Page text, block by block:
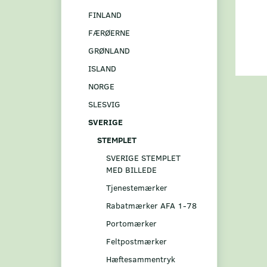
FINLAND
FÆRØERNE
GRØNLAND
ISLAND
NORGE
SLESVIG
SVERIGE
STEMPLET
SVERIGE STEMPLET
MED BILLEDE
Tjenestemærker
Rabatmærker AFA 1-78
Portomærker
Feltpostmærker
Hæftesammentryk